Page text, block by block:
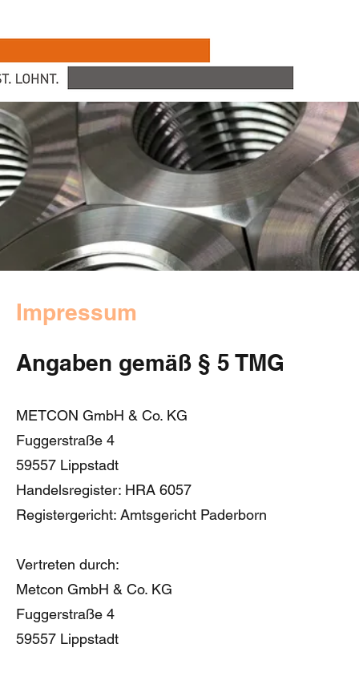
Impressum
Angaben gemäß § 5 TMG
METCON GmbH & Co. KG
Fuggerstraße 4
59557 Lippstadt
Handelsregister: HRA 6057
Registergericht: Amtsgericht Paderborn
Vertreten durch:
Metcon GmbH & Co. KG
Fuggerstraße 4
59557 Lippstadt